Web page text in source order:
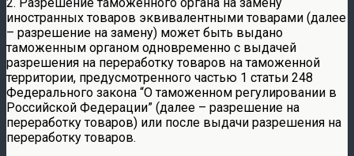
иностранных товаров эквивалентными товарами (далее
– разрешение на замену) может быть выдано
таможенным органом одновременно с выдачей
разрешения на переработку товаров на таможенной
территории, предусмотренного частью 1 статьи 248
Федерального закона “О таможенном регулировании в
Российской Федерации” (далее – разрешение на
переработку товаров) или после выдачи разрешения на
переработку товаров.